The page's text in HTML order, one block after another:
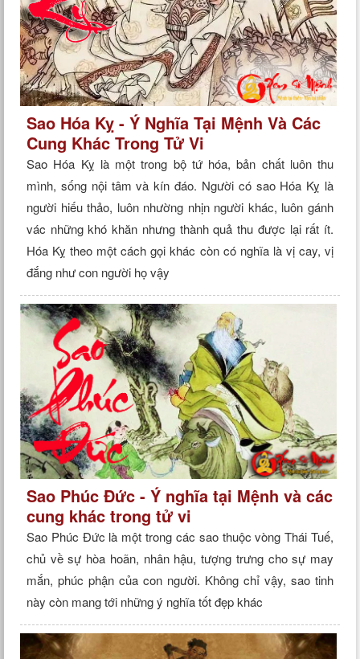
Sao Hóa Kỵ - Ý Nghĩa Tại Mệnh Và Các
Cung Khác Trong Tử Vi
Sao Hóa Kỵ là một trong bộ tứ hóa, bản chất luôn thu
mình, sống nội tâm và kín đáo. Người có sao Hóa Kỵ là
người hiếu thảo, luôn nhường nhịn người khác, luôn gánh
vác những khó khăn nhưng thành quả thu được lại rất ít.
Hóa Kỵ theo một cách gọi khác còn có nghĩa là vị cay, vị
đắng như con người họ vậy
Sao Phúc Đức - Ý nghĩa tại Mệnh và các
cung khác trong tử vi
Sao Phúc Đức là một trong các sao thuộc vòng Thái Tuế,
chủ về sự hòa hoãn, nhân hậu, tượng trưng cho sự may
mắn, phúc phận của con người. Không chỉ vậy, sao tinh
này còn mang tới những ý nghĩa tốt đẹp khác